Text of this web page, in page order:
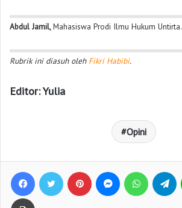
Abdul Jamil,Mahasiswa Prodi Ilmu Hukum Untirta.
Rubrik ini diasuh oleh Fikri Habibi.
Editor: Yulia
Opini